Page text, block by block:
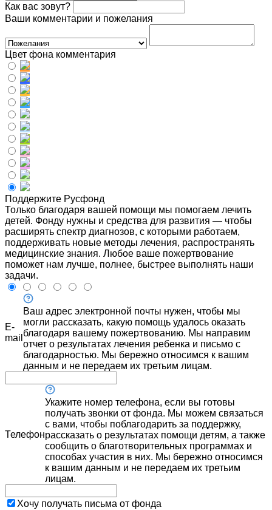
Как вас зовут?
Ваши комментарии и пожелания
Цвет фона комментария
Поддержите Русфонд
Только благодаря вашей помощи мы помогаем лечить
детей. Фонду нужны и средства для развития — чтобы
расширять спектр диагнозов, с которыми работаем,
поддерживать новые методы лечения, распространять
медицинские знания. Любое ваше пожертвование
поможет нам лучше, полнее, быстрее выполнять наши
задачи.
E-
mail
Ваш адрес электронной почты нужен, чтобы мы
могли рассказать, какую помощь удалось оказать
благодаря вашему пожертвованию. Мы направим
отчет о результатах лечения ребенка и письмо с
благодарностью. Мы бережно относимся к вашим
данным и не передаем их третьим лицам.
Телефон
Укажите номер телефона, если вы готовы
получать звонки от фонда. Мы можем связаться
с вами, чтобы поблагодарить за поддержку,
рассказать о результатах помощи детям, а также
сообщить о благотворительных программах и
способах участия в них. Мы бережно относимся
к вашим данным и не передаем их третьим
лицам.
Хочу получать письма от фонда